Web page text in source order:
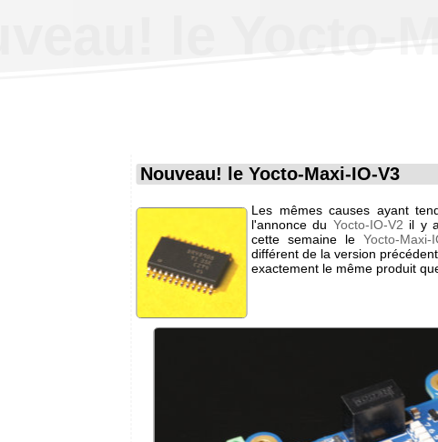
le Yocto-
Nouveau! le Yocto-Maxi-IO-V3
Les mêmes causes ayant
l'annonce du Yocto-IO-V2 il y
cette semaine le Yocto-Maxi-
différent de la version
exactement le même produit